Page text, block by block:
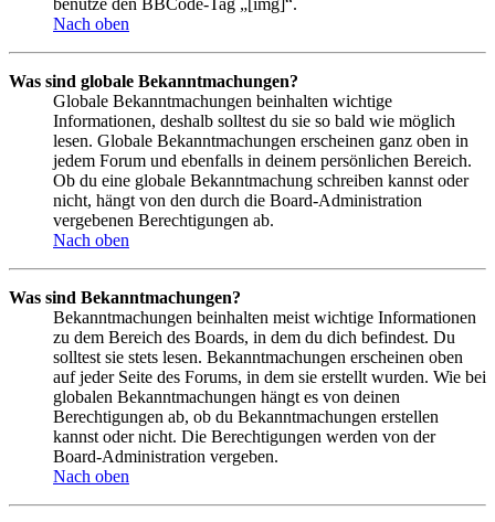
Nach oben
Was sind globale Bekanntmachungen?
Globale Bekanntmachungen beinhalten wichtige
Informationen, deshalb solltest du sie so bald wie möglich
lesen. Globale Bekanntmachungen erscheinen ganz oben in
jedem Forum und ebenfalls in deinem persönlichen Bereich.
Ob du eine globale Bekanntmachung schreiben kannst oder
nicht, hängt von den durch die Board-Administration
vergebenen Berechtigungen ab.
Nach oben
Was sind Bekanntmachungen?
Bekanntmachungen beinhalten meist wichtige Informationen
zu dem Bereich des Boards, in dem du dich befindest. Du
solltest sie stets lesen. Bekanntmachungen erscheinen oben
auf jeder Seite des Forums, in dem sie erstellt wurden. Wie bei
globalen Bekanntmachungen hängt es von deinen
Berechtigungen ab, ob du Bekanntmachungen erstellen
kannst oder nicht. Die Berechtigungen werden von der
Board-Administration vergeben.
Nach oben